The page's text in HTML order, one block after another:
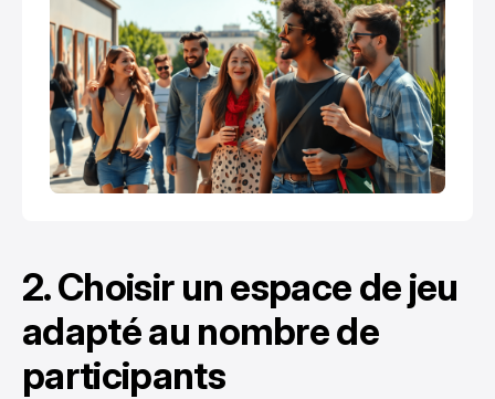
2. Choisir un espace de jeu
adapté au nombre de
participants